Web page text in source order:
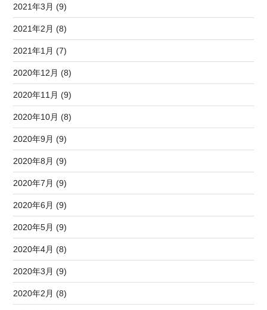
2021年3月 (9)
2021年2月 (8)
2021年1月 (7)
2020年12月 (8)
2020年11月 (9)
2020年10月 (8)
2020年9月 (9)
2020年8月 (9)
2020年7月 (9)
2020年6月 (9)
2020年5月 (9)
2020年4月 (8)
2020年3月 (9)
2020年2月 (8)